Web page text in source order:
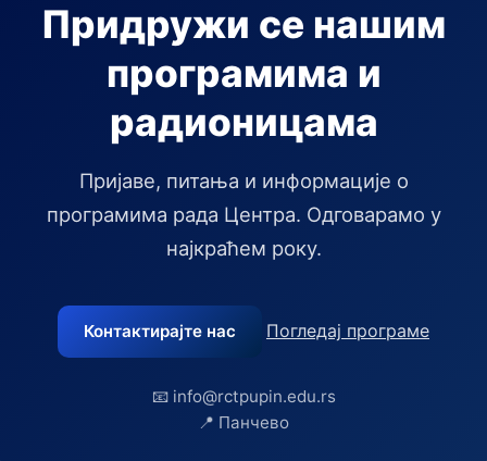
Придружи се нашим
програмима и
радионицама
Пријаве, питања и информације о
програмима рада Центра. Одговарамо у
најкраћем року.
Контактирајте нас Погледај програме
📧 info@rctpupin.edu.rs
📍 Панчево